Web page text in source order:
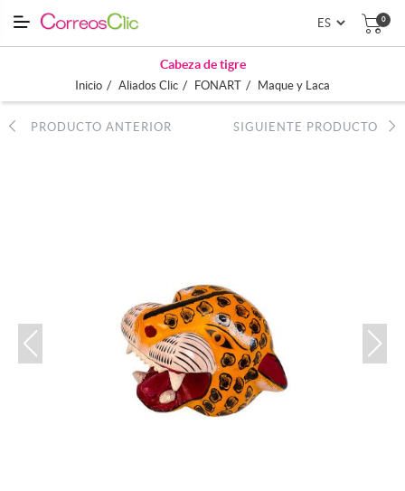
0
Cabeza de tigre
Inicio / Aliados Clic / FONART / Maque y Laca
PRODUCTO ANTERIOR SIGUIENTE PRODUCTO